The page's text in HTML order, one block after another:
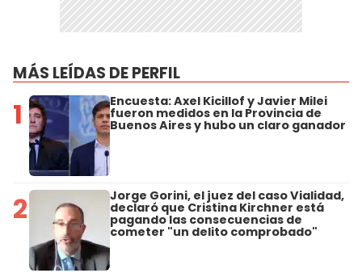
MÁS LEÍDAS DE PERFIL
1 Encuesta: Axel Kicillof y Javier Milei
fueron medidos en la Provincia de
Buenos Aires y hubo un claro ganador
2 Jorge Gorini, el juez del caso Vialidad,
declaró que Cristina Kirchner está
pagando las consecuencias de
cometer "un delito comprobado"